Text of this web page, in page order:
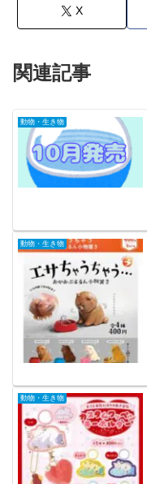
X
関連記事
動物・生き物
動物・生き物
動物・生き物